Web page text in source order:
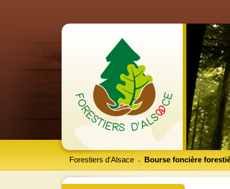
Forestiers d'Alsace Bourse foncière
-